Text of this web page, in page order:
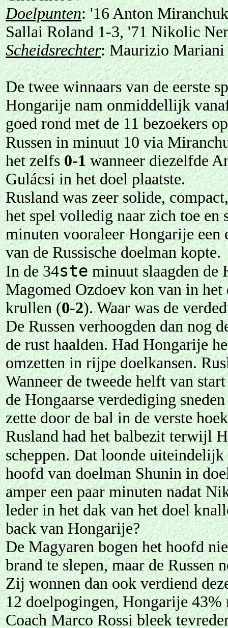
Doelpunten: '16 Anton
Sallai Roland 1-3, '71 Nikolic
Scheidsrechter: Maurizio
De twee winnaars van de eerste
Hongarije nam onmiddellijk
goed rond met de 11 bezoekers
Russen in minuut 10 via
het zelfs0-1wanneer diezelfde
Gulácsi in het doel plaatste.
Rusland was zeer solide,
het spel volledig naar zich toe en
minuten vooraleer Hongarije een
van de Russische doelman kopte.
In de 34steminuut slaagden de
Magomed Ozdoev kon van in
krullen (0-2). Waar was de
De Russen verhoogden dan nog
de rust haalden. Had Hongarije
omzetten in rijpe doelkansen.
Wanneer de tweede helft van
de Hongaarse verdediging
zette door de bal in de verste
Rusland had het balbezit terwijl
scheppen. Dat loonde uiteindelijk
hoofd van doelman Shunin in
amper een paar minuten nadat
leder in het dak van het doel
back van Hongarije?
De Magyaren bogen het hoofd
brand te slepen, maar de Russen
Zij wonnen dan ook verdiend
12 doelpogingen, Hongarije 43%
Coach Marco Rossi bleek